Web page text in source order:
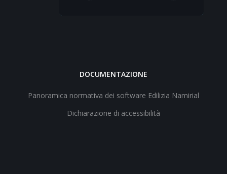
DOCUMENTAZIONE
Panoramica normativa dei software Edilizia Namirial
Dichiarazione di accessibilità